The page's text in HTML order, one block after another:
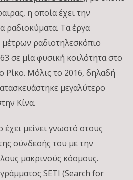
η οποία έχει την
ραδιοκύματα. Τα έργα
μέτρων ραδιοτηλεσκόπιο
σε μία φυσική κοιλότητα στο
Ρίκο. Μόλις το 2016, δηλαδή
μεγαλύτερο
Κίνα.
μείνει γνωστό στους
σύνδεσής του με την
μακρινούς κόσμους.
SETI (Search for